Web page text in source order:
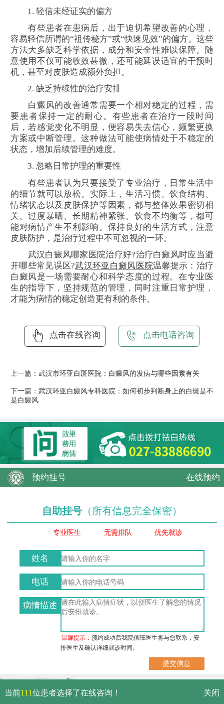
1. 轻信未经证实的偏方
有些患者在患病后，出于迫切希望改善的心理，
容易轻信所谓的“祖传秘方”或“快速见效”的偏方。这些
方法大多缺乏科学依据，成分和安全性难以保障。随
意使用不仅可能收效甚微，还可能延误适宜的干预时
机，甚至对皮肤造成额外负担。
2. 缺乏持续性的治疗安排
白癜风的改善通常需要一个相对稳定的过程，需
要患者保持一定的耐心。有些患者在治疗一段时间
后，若感觉变化不明显，便容易失去信心，频繁更换
方案或中断管理。这种做法可能使病情处于不稳定的
状态，增加后续管理的难度。
3. 忽略日常护理的重要性
有些患者认为只要接受了专业治疗，日常生活中
的细节就可以放松。实际上，生活习惯、饮食结构、
情绪状态以及皮肤保护等因素，都与整体效果密切相
关。过度暴晒、长期精神紧张、饮食不均衡等，都可
能对病情产生不利影响。保持良好的生活方式，注意
皮肤防护，是治疗过程中不可忽视的一环。
武汉白癜风哪家医院治疗好?治疗白癜风时应当避
开哪些常见误区?武汉环亚白癜风医院温馨提示：治疗
白癜风是一场需要耐心和科学态度的过程。在专业医
生的指导下，坚持规范的管理，同时注重日常护理，
才能为病情的稳定创造更有利的条件。
点击在线咨询 点击电话咨询
上一篇： 武汉市环亚白斑医院：白癜风的发病与哪些因素有关
下一篇： 武汉环亚白癜风专科医院：如何初步判断身上的白斑是不
是白癜风
预约挂号 在线预约
自助挂号 （所有信息完全保密）
专业医生 无需排队 优先就诊
姓名
电话
病情描述
温馨提示：预约成功后我院值班医生将与您联系，安
排医生及确认详细就诊时间。
武汉市硚口区解放大道479号
免费电话：
当前111位患者选择了在线咨询！ 关闭